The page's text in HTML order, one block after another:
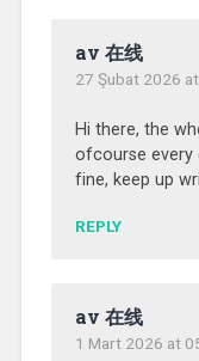
av 在线
27 Şubat 2026
Hi there, the
ofcourse every
fine, keep up
REPLY
av 在线
1 Mart 2026 at